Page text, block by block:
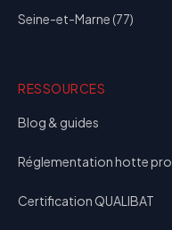
Seine-et-Marne (77)
RESSOURCES
Blog & guides
Réglementation hotte pro
Certification QUALIBAT